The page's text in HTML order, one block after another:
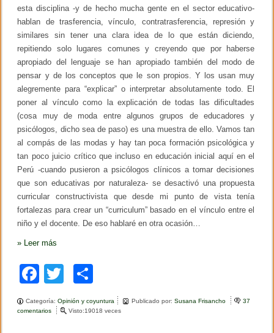
esta disciplina -y de hecho mucha gente en el sector educativo-
hablan de trasferencia, vínculo, contratrasferencia, represión y
similares sin tener una clara idea de lo que están diciendo,
repitiendo solo lugares comunes y creyendo que por haberse
apropiado del lenguaje se han apropiado también del modo de
pensar y de los conceptos que le son propios. Y los usan muy
alegremente para “explicar” o interpretar absolutamente todo. El
poner al vínculo como la explicación de todas las dificultades
(cosa muy de moda entre algunos grupos de educadores y
psicólogos, dicho sea de paso) es una muestra de ello. Vamos tan
al compás de las modas y hay tan poca formación psicológica y
tan poco juicio crítico que incluso en educación inicial aquí en el
Perú -cuando pusieron a psicólogos clínicos a tomar decisiones
que son educativas por naturaleza- se desactivó una propuesta
curricular constructivista que desde mi punto de vista tenía
fortalezas para crear un “curriculum” basado en el vínculo entre el
niño y el docente. De eso hablaré en otra ocasión…
» Leer más
F
a
c
wi
tt
m
Categoría:Opinión y coyuntura Publicado por:Susana Frisancho
37
comentarios
Visto:19018 veces